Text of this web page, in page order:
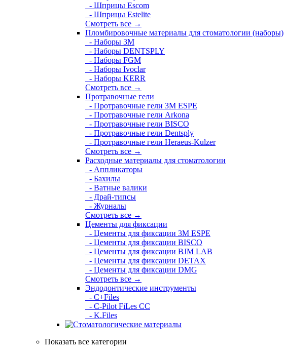
- Шприцы Escom
- Шприцы Estelite
Смотреть все →
Пломбировочные материалы для стоматологии (наборы)
- Наборы 3М
- Наборы DENTSPLY
- Наборы FGM
- Наборы Ivoclar
- Наборы KERR
Смотреть все →
Протравочные гели
- Протравочные гели 3М ESPE
- Протравочные гели Arkona
- Протравочные гели BISCO
- Протравочные гели Dentsply
- Протравочные гели Heraeus-Kulzer
Смотреть все →
Расходные материалы для стоматологии
- Аппликаторы
- Бахилы
- Ватные валики
- Драй-типсы
- Журналы
Смотреть все →
Цементы для фиксации
- Цементы для фиксации 3M ESPE
- Цементы для фиксации BISCO
- Цементы для фиксации BJM LAB
- Цементы для фиксации DETAX
- Цементы для фиксации DMG
Смотреть все →
Эндодонтические инструменты
- C+Files
- C-Pilot FiLes CC
- K.Files
Показать все категории